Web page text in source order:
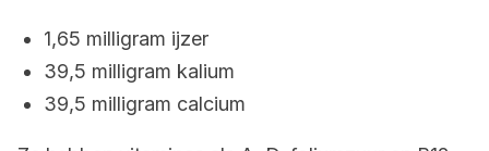
1,65 milligram ijzer
39,5 milligram kalium
39,5 milligram calcium